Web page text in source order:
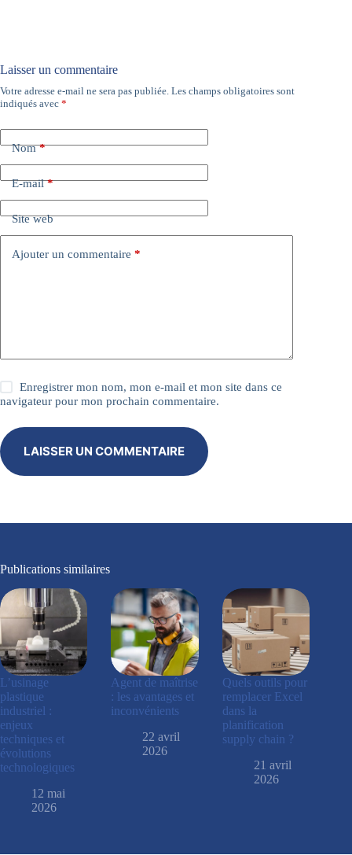
Laisser un commentaire
Votre adresse e-mail ne sera pas publiée. Les champs obligatoires sont
indiqués avec *
Nom*
E-mail*
Site web
Ajouter un commentaire *
Enregistrer mon nom, mon e-mail et mon site dans ce
navigateur pour mon prochain commentaire.
LAISSER UN COMMENTAIRE
A
l
r
n
v
e
Publications similaires
L’usinage
plastique
industriel :
enjeux
techniques et
évolutions
technologiques
12 mai
2026
Agent de maîtrise
: les avantages et
inconvénients
22 avril
2026
Quels outils pour
remplacer Excel
dans la
planification
supply chain ?
21 avril
2026